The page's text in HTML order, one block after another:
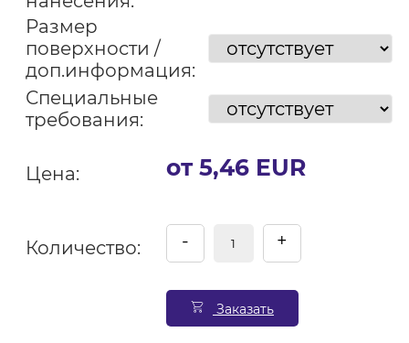
Размер
поверхности /
доп.информация:
Специальные
требования:
Цена: от 5,46 EUR
Количество: - +
Заказать